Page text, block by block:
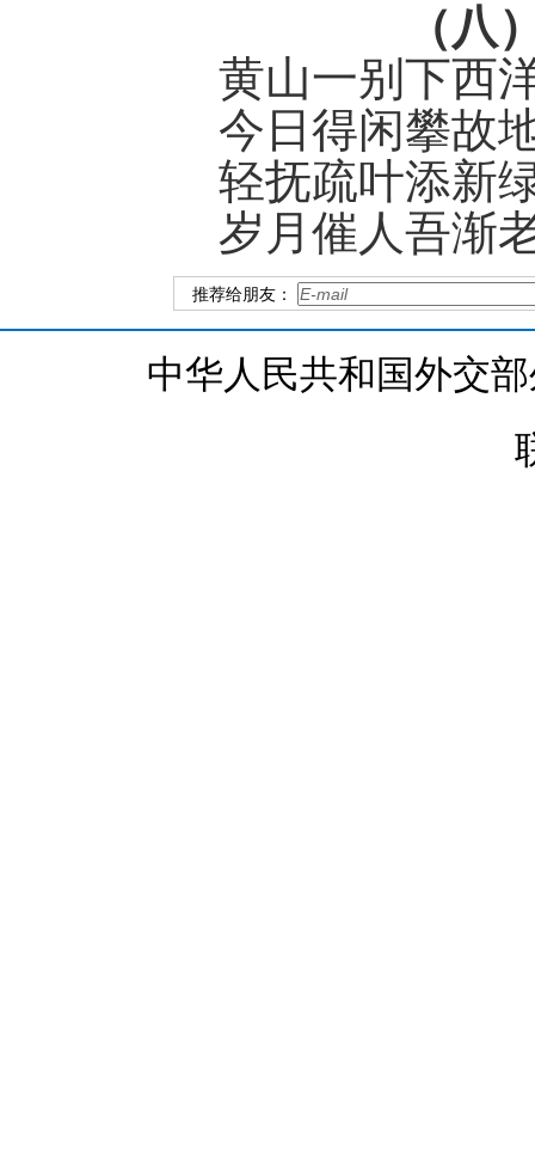
（八
黄山一别下西
今日得闲攀故
轻抚疏叶添新
岁月催人吾渐
推荐给朋友：
中华人民共和国外交